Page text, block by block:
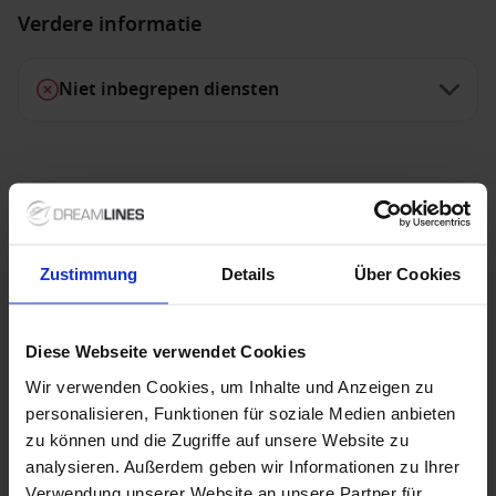
Zustimmung Details Über Cookies
Diese Webseite verwendet Cookies
Wir verwenden Cookies, um Inhalte und Anzeigen zu
personalisieren, Funktionen für soziale Medien anbieten
zu können und die Zugriffe auf unsere Website zu
analysieren. Außerdem geben wir Informationen zu Ihrer
Verwendung unserer Website an unsere Partner für
Verdere informatie
Niet inbegrepen diensten
nickoSPIRIT
met persoonlijke service en een ontspannen sfeer.
Ontspan op het zonnedek, proef lokale specialiteiten
en bewonder de natuur langs de kustlijnen en
rivieren. Van pittoreske stadjes tot rustige
waterwegen, NickoSpirit brengt je dichter bij de
wereld dan ooit tevoren. Klein van schip, groots in
2021
EUR
Passagiers: